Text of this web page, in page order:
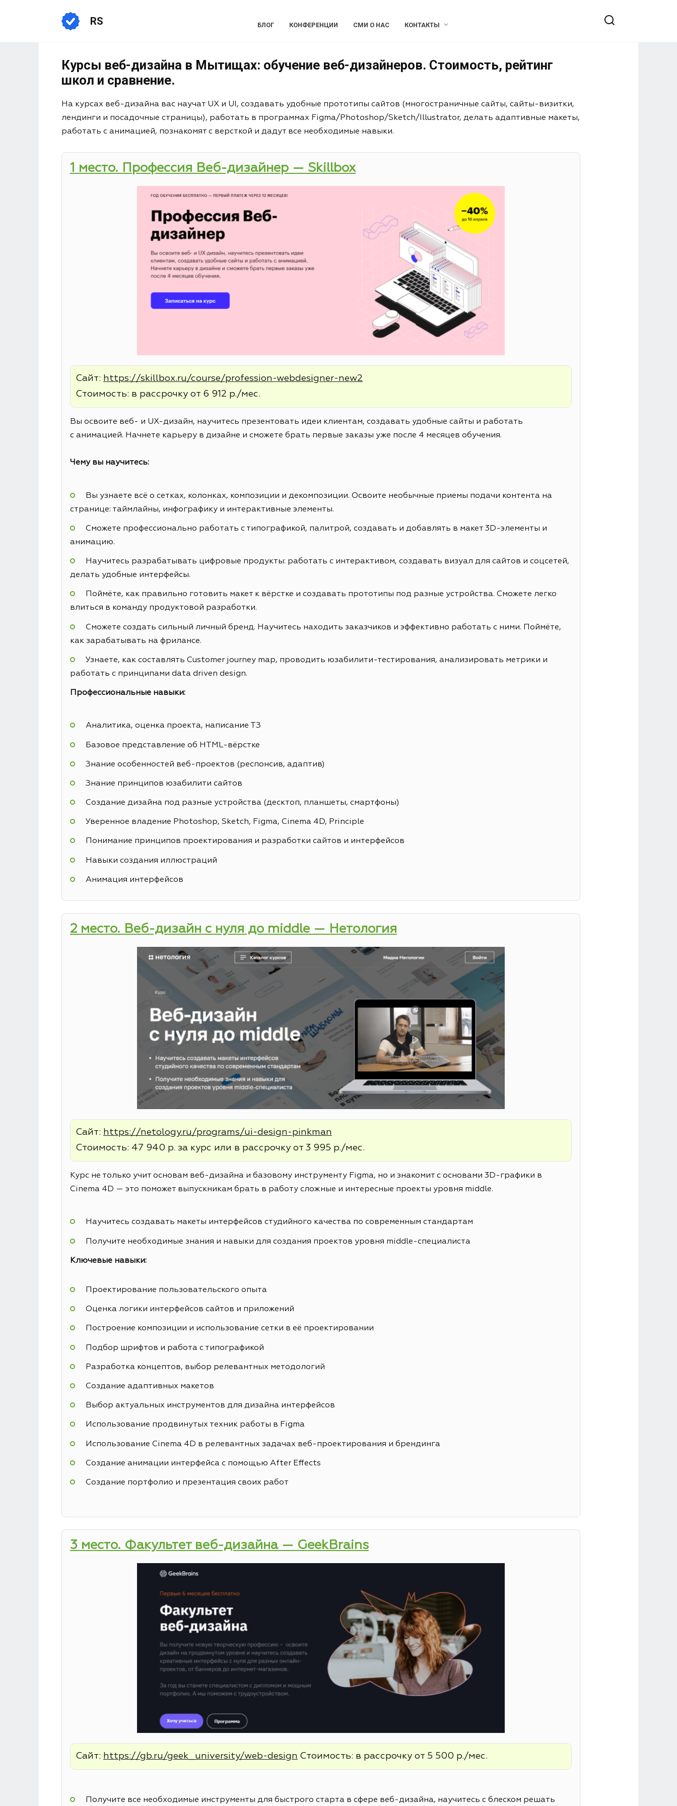
RS БЛОГ КОНФЕРЕНЦИИ СМИ О НАС КОНТАКТЫ
Курсы веб-дизайна в Мытищах: обучение веб-дизайнеров. Стоимость, рейтинг
школ и сравнение.
На курсах веб-дизайна вас научат UX и UI, создавать удобные прототипы сайтов (многостраничные сайты, сайты-визитки,
лендинги и посадочные страницы), работать в программах Figma/Photoshop/Sketch/Illustrator, делать адаптивные макеты,
работать с анимацией, познакомят с версткой и дадут все необходимые навыки.
1 место. Профессия Веб-дизайнер — Skillbox
Сайт: https://skillbox.ru/course/profession-webdesigner-new2
Стоимость: в рассрочку от 6 912 р./мес.
Вы освоите веб- и UX-дизайн, научитесь презентовать идеи клиентам, создавать удобные сайты и работать
с анимацией. Начнете карьеру в дизайне и сможете брать первые заказы уже после 4 месяцев обучения.
Чему вы научитесь:
Вы узнаете всё о сетках, колонках, композиции и декомпозиции. Освоите необычные приемы подачи контента на
странице: таймлайны, инфографику и интерактивные элементы.
Сможете профессионально работать с типографикой, палитрой, создавать и добавлять в макет 3D-элементы и
анимацию.
Научитесь разрабатывать цифровые продукты: работать с интерактивом, создавать визуал для сайтов и соцсетей,
делать удобные интерфейсы.
Поймёте, как правильно готовить макет к вёрстке и создавать прототипы под разные устройства. Сможете легко
влиться в команду продуктовой разработки.
Сможете создать сильный личный бренд. Научитесь находить заказчиков и эффективно работать с ними. Поймёте,
как зарабатывать на фрилансе.
Узнаете, как составлять Customer journey map, проводить юзабилити-тестирования, анализировать метрики и
работать с принципами data driven design.
Профессиональные навыки:
Аналитика, оценка проекта, написание ТЗ
Базовое представление об HTML-вёрстке
Знание особенностей веб-проектов (респонсив, адаптив)
Знание принципов юзабилити сайтов
Создание дизайна под разные устройства (десктоп, планшеты, смартфоны)
Уверенное владение Photoshop, Sketch, Figma, Cinema 4D, Principle
Понимание принципов проектирования и разработки сайтов и интерфейсов
Навыки создания иллюстраций
Анимация интерфейсов
2 место. Веб-дизайн с нуля до middle — Нетология
Сайт: https://netology.ru/programs/ui-design-pinkman
Стоимость: 47 940 р. за курс или в рассрочку от 3 995 р./мес.
Курс не только учит основам веб-дизайна и базовому инструменту Figma, но и знакомит с основами 3D-графики в
Cinema 4D — это поможет выпускникам брать в работу сложные и интересные проекты уровня middle.
Научитесь создавать макеты интерфейсов студийного качества по современным стандартам
Получите необходимые знания и навыки для создания проектов уровня middle-специалиста
Ключевые навыки:
Проектирование пользовательского опыта
Оценка логики интерфейсов сайтов и приложений
Построение композиции и использование сетки в её проектировании
Подбор шрифтов и работа с типографикой
Разработка концептов, выбор релевантных методологий
Создание адаптивных макетов
Выбор актуальных инструментов для дизайна интерфейсов
Использование продвинутых техник работы в Figma
Использование Cinema 4D в релевантных задачах веб-проектирования и брендинга
Создание анимации интерфейса с помощью After Effects
Создание портфолио и презентация своих работ
3 место. Факультет веб-дизайна — GeekBrains
Сайт: https://gb.ru/geek_university/web-design Стоимость: в рассрочку от 5 500 р./мес.
Получите все необходимые инструменты для быстрого старта в сфере веб-дизайна, научитесь с блеском решать